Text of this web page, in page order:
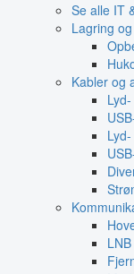
Se alle IT
Lagring
Kabler og